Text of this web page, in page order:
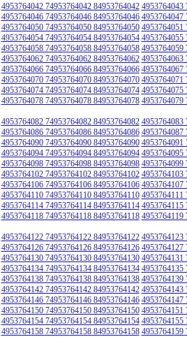
4953764042 74953764042 84953764042 4953764043
4953764046 74953764046 84953764046 4953764047
4953764050 74953764050 84953764050 4953764051
4953764054 74953764054 84953764054 4953764055
4953764058 74953764058 84953764058 4953764059
4953764062 74953764062 84953764062 4953764063
4953764066 74953764066 84953764066 4953764067
4953764070 74953764070 84953764070 4953764071
4953764074 74953764074 84953764074 4953764075
4953764078 74953764078 84953764078 4953764079
4953764082 74953764082 84953764082 4953764083
4953764086 74953764086 84953764086 4953764087
4953764090 74953764090 84953764090 4953764091
4953764094 74953764094 84953764094 4953764095
4953764098 74953764098 84953764098 4953764099
4953764102 74953764102 84953764102 4953764103
4953764106 74953764106 84953764106 4953764107
4953764110 74953764110 84953764110 4953764111
4953764114 74953764114 84953764114 4953764115
4953764118 74953764118 84953764118 4953764119
4953764122 74953764122 84953764122 4953764123
4953764126 74953764126 84953764126 4953764127
4953764130 74953764130 84953764130 4953764131
4953764134 74953764134 84953764134 4953764135
4953764138 74953764138 84953764138 4953764139
4953764142 74953764142 84953764142 4953764143
4953764146 74953764146 84953764146 4953764147
4953764150 74953764150 84953764150 4953764151
4953764154 74953764154 84953764154 4953764155
4953764158 74953764158 84953764158 4953764159